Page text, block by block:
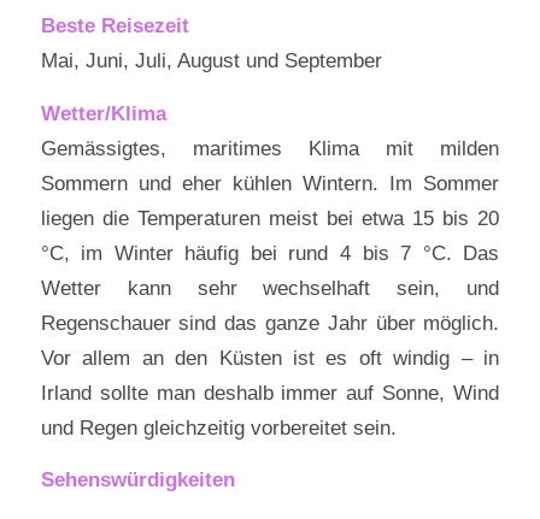
Beste Reisezeit
Mai, Juni, Juli, August und September
Wetter/Klima
Gemässigtes, maritimes Klima mit milden
Sommern und eher kühlen Wintern. Im Sommer
liegen die Temperaturen meist bei etwa 15 bis 20
°C, im Winter häufig bei rund 4 bis 7 °C. Das
Wetter kann sehr wechselhaft sein, und
Regenschauer sind das ganze Jahr über möglich.
Vor allem an den Küsten ist es oft windig – in
Irland sollte man deshalb immer auf Sonne, Wind
und Regen gleichzeitig vorbereitet sein.
Sehenswürdigkeiten